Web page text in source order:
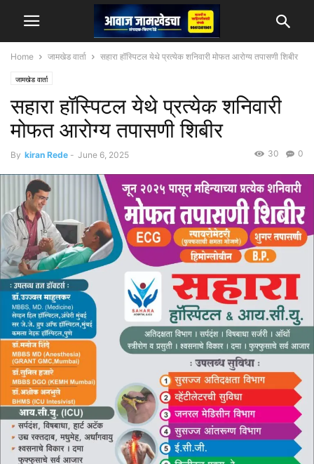
Home जामखेड वार्ता सहारा हॉस्पिटल येथे प्रत्येक शनिवारी मोफत आरोग्य तपासणी शिबीर
जामखेड वार्ता
सहारा हॉस्पिटल येथे प्रत्येक शनिवारी
मोफत आरोग्य तपासणी शिबीर
By kiran Rede - June 6, 2025 0
30